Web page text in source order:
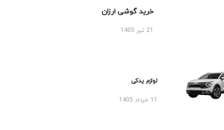
خرید گوشی ارزان
لوازم یدکی